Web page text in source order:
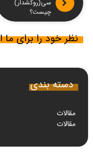
سی(روکشدار)
چیست؟
نظر خود را برای ما
دسته بندی
مقالات
مقالات